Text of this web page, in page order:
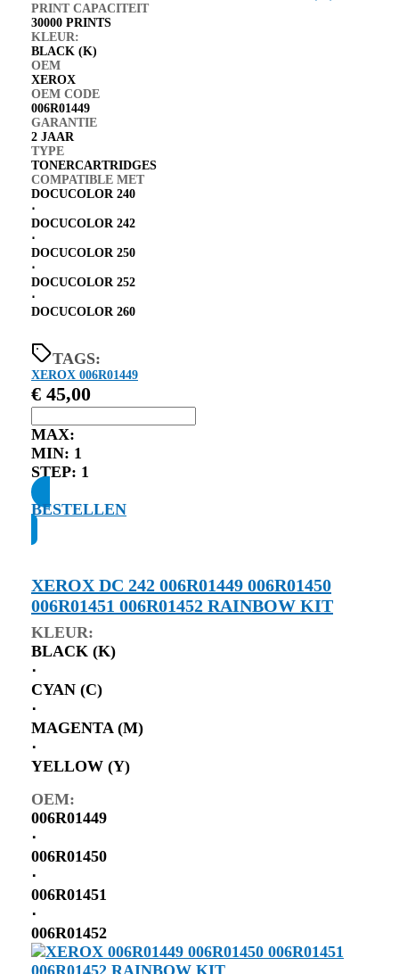
PRINT CAPACITEIT
30000 PRINTS
KLEUR:
BLACK (K)
OEM
XEROX
OEM CODE
006R01449
GARANTIE
2 JAAR
TYPE
TONERCARTRIDGES
COMPATIBLE MET
DOCUCOLOR 240
⋅
DOCUCOLOR 242
⋅
DOCUCOLOR 250
⋅
DOCUCOLOR 252
⋅
DOCUCOLOR 260
TAGS:
XEROX 006R01449
€ 45,00
MAX:
MIN: 1
STEP: 1
BESTELLEN
XEROX DC 242 006R01449 006R01450
006R01451 006R01452 RAINBOW KIT
KLEUR:
BLACK (K)
⋅
CYAN (C)
⋅
MAGENTA (M)
⋅
YELLOW (Y)
OEM:
006R01449
⋅
006R01450
⋅
006R01451
⋅
006R01452